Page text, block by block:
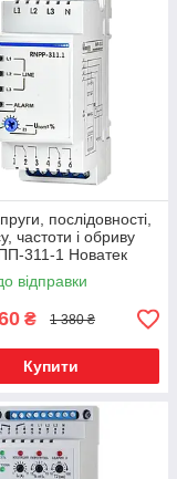
послідовності,
частоти і обриву
311-1 Новатек
відправки
₴ 1 380 ₴
Купити